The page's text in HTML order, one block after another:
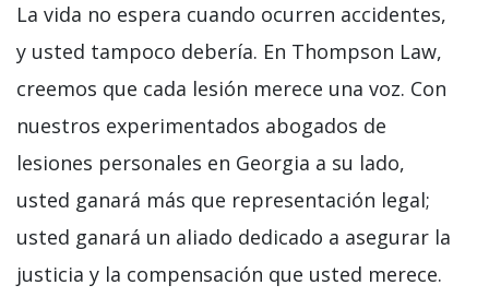
La vida no espera cuando ocurren accidentes,
y usted tampoco debería. En Thompson Law,
creemos que cada lesión merece una voz. Con
nuestros experimentados abogados de
lesiones personales en Georgia a su lado,
usted ganará más que representación legal;
usted ganará un aliado dedicado a asegurar la
justicia y la compensación que usted merece.